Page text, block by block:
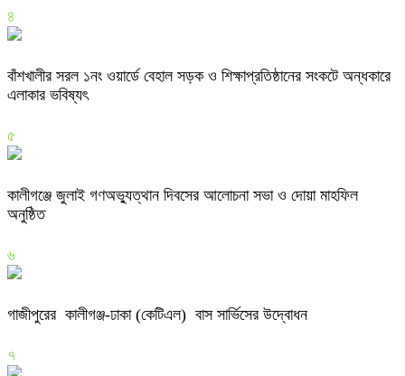
৪
বাঁশখালীর সরল ১নং ওয়ার্ডে বেহাল সড়ক ও শিক্ষাপ্রতিষ্ঠানের সংকটে অন্ধকারে
এলাকার ভবিষ্যৎ
৫
কালীগঞ্জে জুলাই গণঅভ্যুত্থান দিবসের আলোচনা সভা ও দোয়া মাহফিল
অনুষ্ঠিত
৬
গাজীপুরের কালীগঞ্জ-ঢাকা (কেটিএল) বাস সার্ভিসের উদ্বোধন
৭